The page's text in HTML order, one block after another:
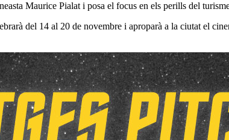
Maurice Pialat i posa el focus en els perills del
del 14 al 20 de novembre i aproparà a la ciutat el